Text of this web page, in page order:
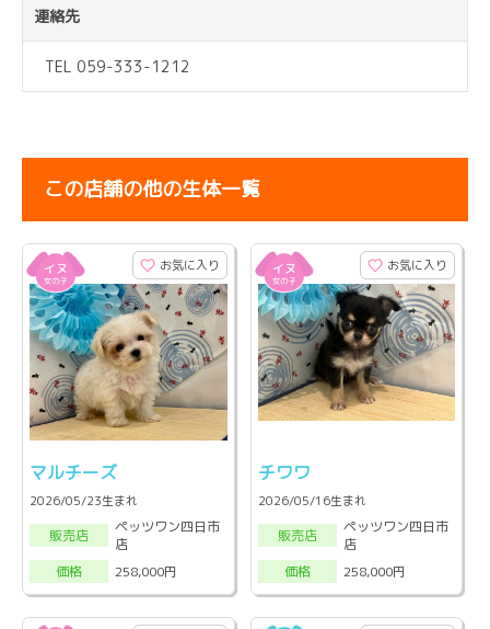
連絡先
TEL 059-333-1212
この店舗の他の生体一覧
お気に入り
マルチーズ
2026/05/23生まれ
販売店
ペッツワン四日市
店
価格
258,000円
お気に入り
チワワ
2026/05/16生まれ
販売店
ペッツワン四日市
店
価格
258,000円